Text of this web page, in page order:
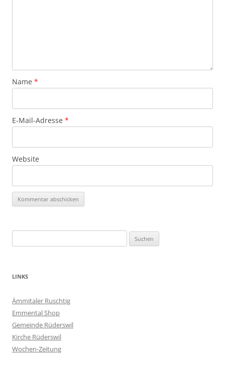
Name *
E-Mail-Adresse *
Website
nach:
LINKS
Ämmitaler Ruschtig
Emmental Shop
Gemeinde Rüderswil
Kirche Rüderswil
Wochen-Zeitung